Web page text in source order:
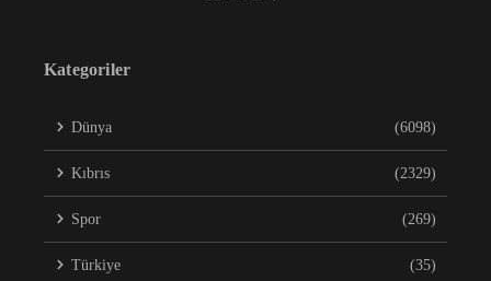
Kategoriler
Dünya (6098)
Kıbrıs (2329)
Spor (269)
Türkiye (35)